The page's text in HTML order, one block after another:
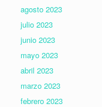
agosto 2023
julio 2023
junio 2023
mayo 2023
abril 2023
marzo 2023
febrero 2023